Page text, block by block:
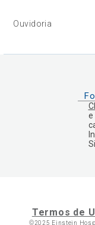
Ouvidoria
e
Termos de
©2025 Einstein